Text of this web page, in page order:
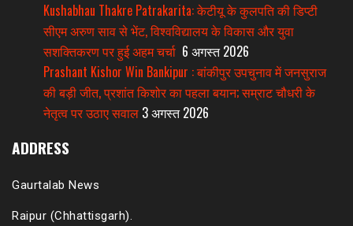
Kushabhau Thakre Patrakarita: केटीयू के कुलपति की डिप्टी
सीएम अरुण साव से भेंट, विश्वविद्यालय के विकास और युवा
सशक्तिकरण पर हुई अहम चर्चा 6 अगस्त 2026
Prashant Kishor Win Bankipur : बांकीपुर उपचुनाव में जनसुराज
की बड़ी जीत, प्रशांत किशोर का पहला बयान; सम्राट चौधरी के
नेतृत्व पर उठाए सवाल 3 अगस्त 2026
ADDRESS
Gaurtalab News
Raipur (Chhattisgarh).